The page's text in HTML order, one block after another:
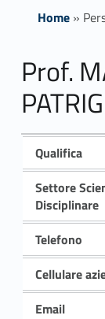
Home»
Prof.
Qualifica
Settore
Disciplinare
Telefono
Cellulare
Email